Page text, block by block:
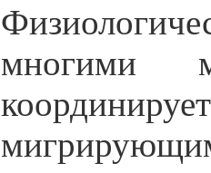
многими